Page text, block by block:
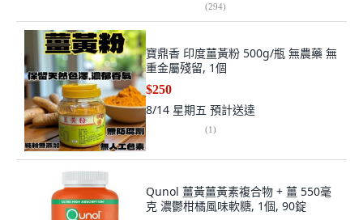
(294)
寶鼎香 印度薑黃粉 500g/瓶 無農藥 無
重金屬殘留, 1個
$250
8/14 星期五 預計送達
(1)
Qunol 薑黃薑黃素複合物 + 薑 550毫
克 濃鬱柑橘風味軟糖, 1個, 90錠